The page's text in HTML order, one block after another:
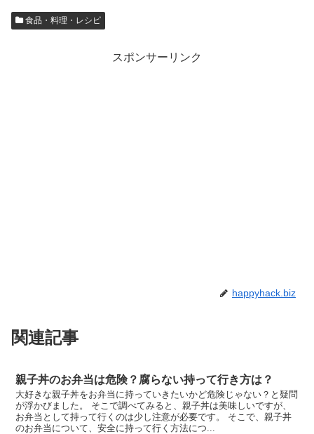
食品・料理・レシピ
スポンサーリンク
happyhack.biz
関連記事
親子丼のお弁当は危険？腐らない持って行き方は？
大好きな親子丼をお弁当に持っていきたいかど危険じゃない？と疑問
が浮かびました。 そこで調べてみると、親子丼は美味しいですが、
お弁当として持って行くのは少し注意が必要です。 そこで、親子丼
のお弁当について、安全に持って行く方法につ...